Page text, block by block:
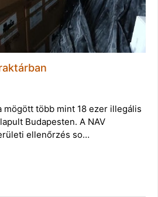
mögött több mint 18 ezer illegális
Budapesten. A NAV
ellenőrzés so…